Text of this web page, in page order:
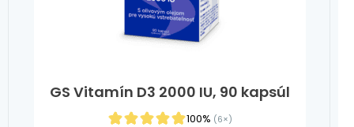
GS Vitamín D3 2000 IU, 90 kapsúl
100% (6×)